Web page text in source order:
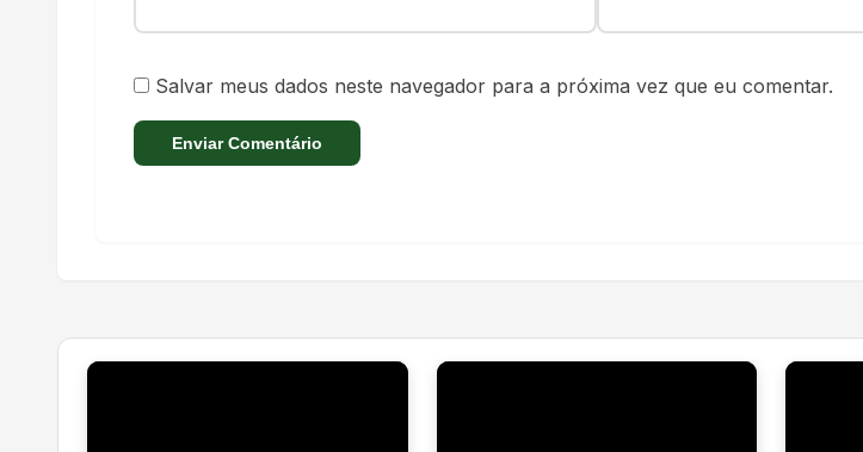
Salvar meus dados neste navegador para a próxima vez que eu comentar.